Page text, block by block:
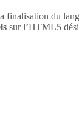
finalisation du
sur l’HTML5